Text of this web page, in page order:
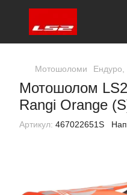
Мотошоломи Ендуро,
Мотошолом
Rangi Orange
Артикул: 467022651S